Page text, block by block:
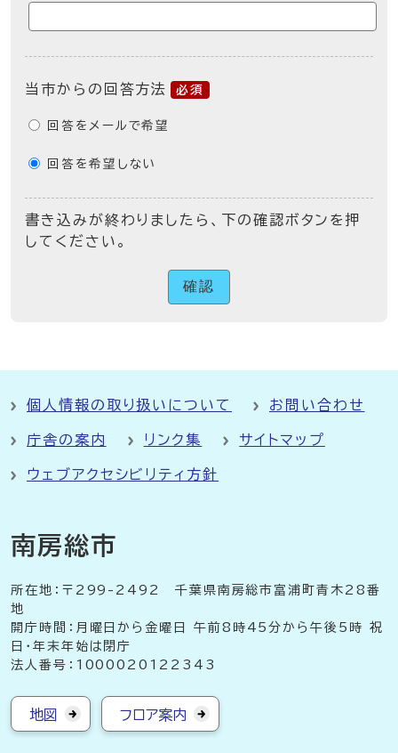
当市からの回答方法 必須
回答をメールで希望
回答を希望しない
書き込みが終わりましたら、下の確認ボタンを押
してください。
確認
個人情報の取り扱いについて お問い合わせ
庁舎の案内 リンク集 サイトマップ
ウェブアクセシビリティ方針
南房総市
所在地：〒299-2492 千葉県南房総市富浦町青木28番
地
開庁時間：月曜日から金曜日 午前8時45分から午後5時 祝
日・年末年始は閉庁
法人番号：1000020122343
地図 フロア案内